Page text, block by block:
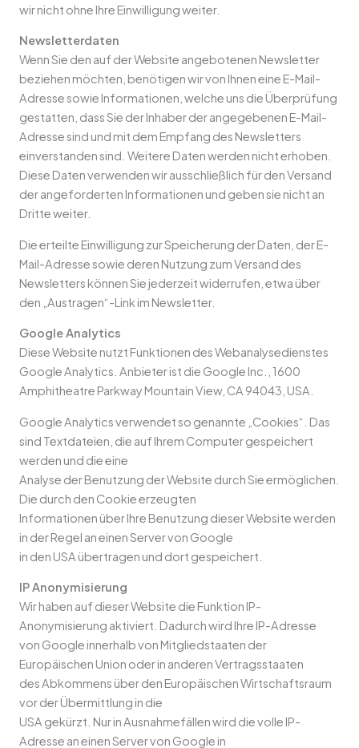
wir nicht ohne Ihre Einwilligung weiter.
Newsletterdaten
Wenn Sie den auf der Website angebotenen Newsletter
beziehen möchten, benötigen wir von Ihnen eine E-Mail-
Adresse sowie Informationen, welche uns die Überprüfung
gestatten, dass Sie der Inhaber der angegebenen E-Mail-
Adresse sind und mit dem Empfang des Newsletters
einverstanden sind. Weitere Daten werden nicht erhoben.
Diese Daten verwenden wir ausschließlich für den Versand
der angeforderten Informationen und geben sie nicht an
Dritte weiter.
Die erteilte Einwilligung zur Speicherung der Daten, der E-
Mail-Adresse sowie deren Nutzung zum Versand des
Newsletters können Sie jederzeit widerrufen, etwa über
den „Austragen“-Link im Newsletter.
Google Analytics
Diese Website nutzt Funktionen des Webanalysedienstes
Google Analytics. Anbieter ist die Google Inc., 1600
Amphitheatre Parkway Mountain View, CA 94043, USA.
Google Analytics verwendet so genannte „Cookies“. Das
sind Textdateien, die auf Ihrem Computer gespeichert
werden und die eine
Analyse der Benutzung der Website durch Sie ermöglichen.
Die durch den Cookie erzeugten
Informationen über Ihre Benutzung dieser Website werden
in der Regel an einen Server von Google
in den USA übertragen und dort gespeichert.
IP Anonymisierung
Wir haben auf dieser Website die Funktion IP-
Anonymisierung aktiviert. Dadurch wird Ihre IP-Adresse
von Google innerhalb von Mitgliedstaaten der
Europäischen Union oder in anderen Vertragsstaaten
des Abkommens über den Europäischen Wirtschaftsraum
vor der Übermittlung in die
USA gekürzt. Nur in Ausnahmefällen wird die volle IP-
Adresse an einen Server von Google in